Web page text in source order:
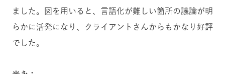
ました。図を用いると、言語化が難しい箇所の議論が明
らかに活発になり、クライアントさんからもかなり好評
でした。